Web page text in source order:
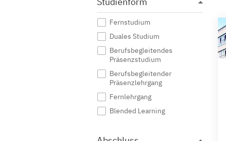
Fernstudium
Duales Studium
Berufsbegleitendes
Präsenzstudium
Berufsbegleitender
Präsenzlehrgang
Fernlehrgang
Blended Learning